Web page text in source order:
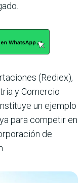
(Rediex),
y Comercio
un ejemplo
para competir en
de